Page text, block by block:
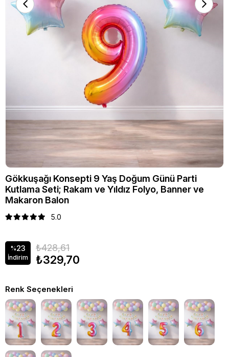
Gökkuşağı Konsepti 9 Yaş Doğum Günü Parti
Kutlama Seti; Rakam ve Yıldız Folyo, Banner ve
Makaron Balon
5.0
%23
İndirim
₺428,61
₺329,70
Renk Seçenekleri